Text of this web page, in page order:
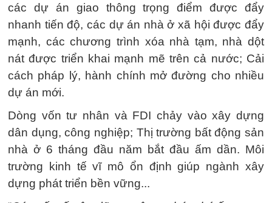
các dự án giao thông trọng điểm được đẩy
nhanh tiến độ, các dự án nhà ở xã hội được đẩy
mạnh, các chương trình xóa nhà tạm, nhà dột
nát được triển khai mạnh mẽ trên cả nước; Cải
cách pháp lý, hành chính mở đường cho nhiều
dự án mới.
Dòng vốn tư nhân và FDI chảy vào xây dựng
dân dụng, công nghiệp; Thị trường bất động sản
nhà ở 6 tháng đầu năm bắt đầu ấm dần. Môi
trường kinh tế vĩ mô ổn định giúp ngành xây
dựng phát triển bền vững...